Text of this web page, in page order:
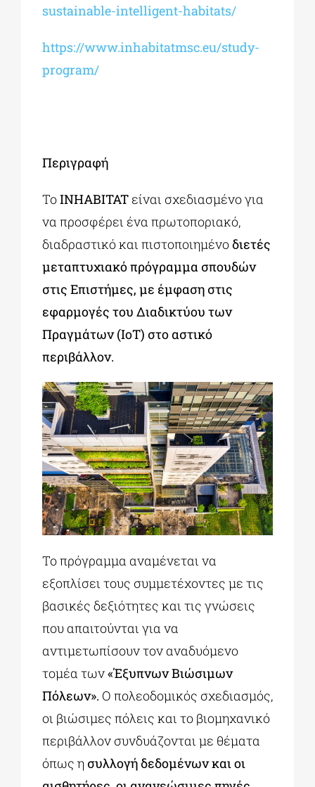
sustainable-intelligent-habitats/
https://www.inhabitatmsc.eu/study-
program/
Περιγραφή
ΤοINHABITATείναι σχεδιασμένο για
να προσφέρει ένα πρωτοποριακό,
διαδραστικό και πιστοποιημένοδιετές
μεταπτυχιακό πρόγραμμα σπουδών
στις Επιστήμες, με έμφαση στις
εφαρμογές του Διαδικτύου των
Πραγμάτων (IoT) στο αστικό
περιβάλλον.
Το πρόγραμμα αναμένεται να
εξοπλίσει τους συμμετέχοντες με τις
βασικές δεξιότητες και τις γνώσεις
που απαιτούνται για να
αντιμετωπίσουν τον αναδυόμενο
τομέα των«Έξυπνων Βιώσιμων
Πόλεων». Ο πολεοδομικός σχεδιασμός,
οι βιώσιμες πόλεις και το βιομηχανικό
περιβάλλον συνδυάζονται με θέματα
όπως ησυλλογή δεδομένων και οι